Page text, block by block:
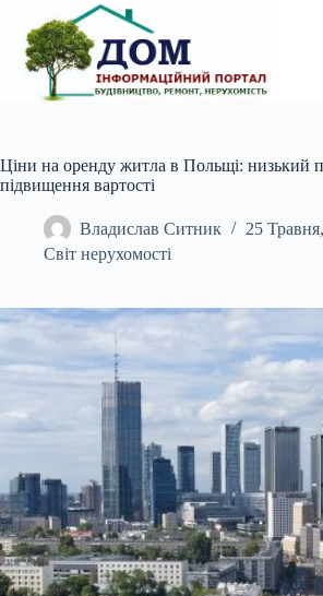
вмісту
Ціни на оренду житла в Польщі: низький
підвищення вартості
Владислав Ситник
25
Світ нерухомості